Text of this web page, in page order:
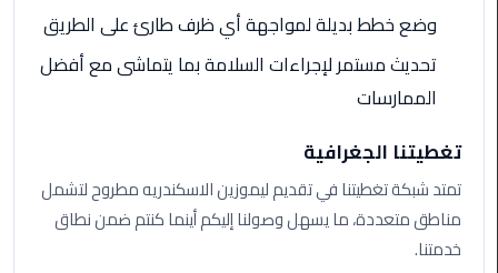
مرسي
مطروح
اسكندريه
ليموزين
مطار
برج
وضع خطط بديلة لمواجهة أي ظرف طارئ على الطريق
تحديث مستمر لإجراءات السلامة بما يتماشى مع أفضل
الممارسات
تغطيتنا الجغرافية
تمتد شبكة تغطيتنا في تقديم ليموزين الاسكندريه مطروح لتشمل
مناطق متعددة، ما يسهل وصولنا إليكم أينما كنتم ضمن نطاق
خدمتنا.